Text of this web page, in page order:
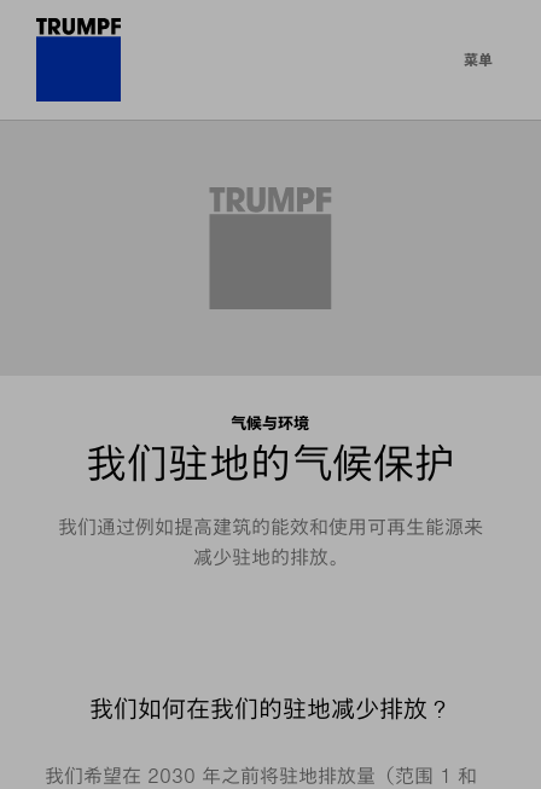
菜单
气候与环境
我们驻地的气候保护
我们通过例如提高建筑的能效和使用可再生能源来
减少驻地的排放。
我们如何在我们的驻地减少排放？
我们希望在 2030 年之前将驻地排放量（范围 1 和